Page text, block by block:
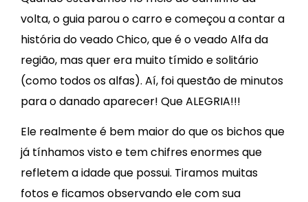
volta, o guia parou o carro e começou a contar a
história do veado Chico, que é o veado Alfa da
região, mas quer era muito tímido e solitário
(como todos os alfas). Aí, foi questão de minutos
para o danado aparecer! Que ALEGRIA!!!
Ele realmente é bem maior do que os bichos que
já tínhamos visto e tem chifres enormes que
refletem a idade que possui. Tiramos muitas
fotos e ficamos observando ele com sua